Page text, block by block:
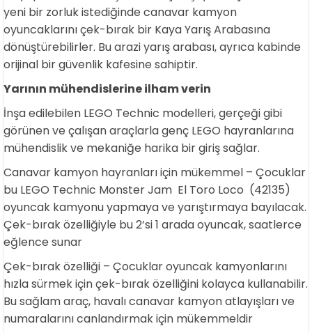
yeni bir zorluk istediğinde canavar kamyon
oyuncaklarını çek-bırak bir Kaya Yarış Arabasına
dönüştürebilirler. Bu arazi yarış arabası, ayrıca kabinde
orijinal bir güvenlik kafesine sahiptir.
Yarının mühendislerine ilham verin
İnşa edilebilen LEGO Technic modelleri, gerçeği gibi
görünen ve çalışan araçlarla genç LEGO hayranlarına
mühendislik ve mekaniğe harika bir giriş sağlar.
Canavar kamyon hayranları için mükemmel – Çocuklar
bu LEGO Technic Monster Jam El Toro Loco (42135)
oyuncak kamyonu yapmaya ve yarıştırmaya bayılacak.
Çek-bırak özelliğiyle bu 2’si 1 arada oyuncak, saatlerce
eğlence sunar
Çek-bırak özelliği – Çocuklar oyuncak kamyonlarını
hızla sürmek için çek-bırak özelliğini kolayca kullanabilir.
Bu sağlam araç, havalı canavar kamyon atlayışları ve
numaralarını canlandırmak için mükemmeldir